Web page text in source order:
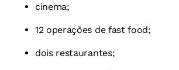
cinema;
12 operações de fast food;
dois restaurantes;